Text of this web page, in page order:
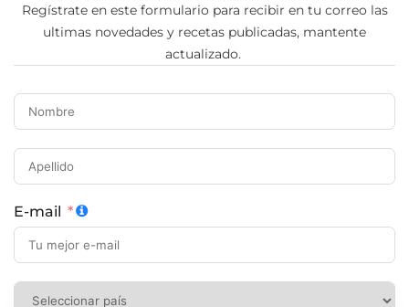
Regístrate en este formulario para recibir en tu correo las
ultimas novedades y recetas publicadas, mantente
actualizado.
E-mail